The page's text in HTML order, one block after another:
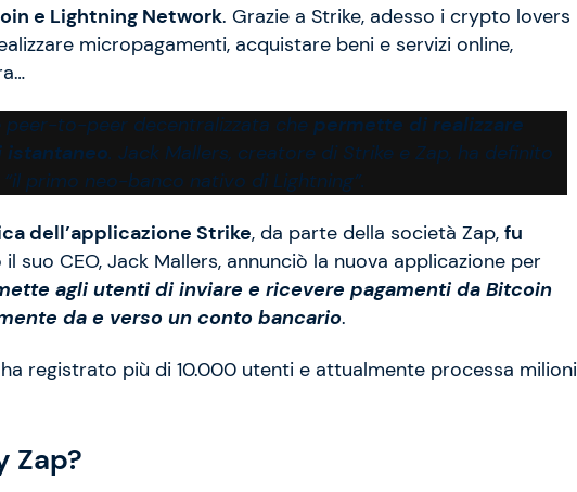
e Lightning Network. Grazie a Strike, adesso i crypto lovers
micropagamenti, acquistare beni e servizi online,
peer-to-peer decentralizzata chepermette di realizzare
istantaneo. Jack Mallers, creatore di Strike e Zap, ha definito
primo neo-banco nativo di Lightning”.
dell’applicazione Strike, da parte della società Zap, fu
il suo CEO, Jack Mallers, annunciò la nuova applicazione per
agli utenti di inviare e ricevere pagamenti da Bitcoin
da e verso un conto bancario.
registrato più di 10.000 utenti e attualmente processa milioni
Zap?